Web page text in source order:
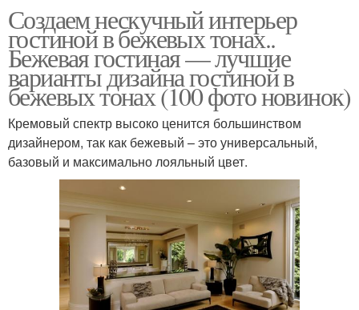
Создаем нескучный интерьер
гостиной в бежевых тонах..
Бежевая гостиная — лучшие
варианты дизайна гостиной в
бежевых тонах (100 фото новинок)
Кремовый спектр высоко ценится большинством
дизайнером, так как бежевый – это универсальный,
базовый и максимально лояльный цвет.